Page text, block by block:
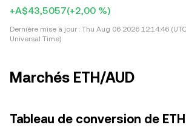
+A$43,5057(+2,00 %)
Dernière mise à jour : Thu Aug 06 2026 12:14:46
Universal Time)
Marchés ETH/AUD
Tableau de conversion de